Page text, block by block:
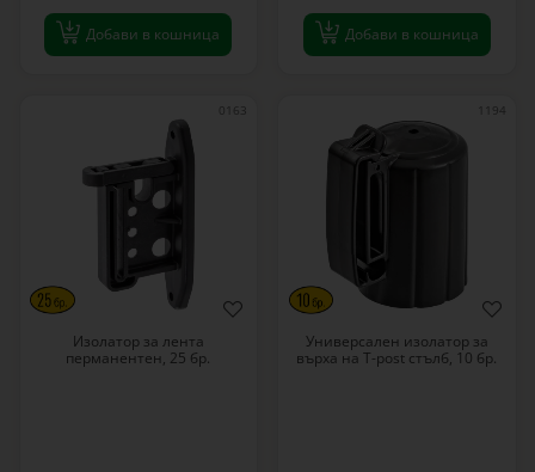
Добави в кошница Добави в кошница
0163
Изолатор за лента
перманентен, 25 бр.
1194
Универсален изолатор за
върха на T-post стълб, 10 бр.